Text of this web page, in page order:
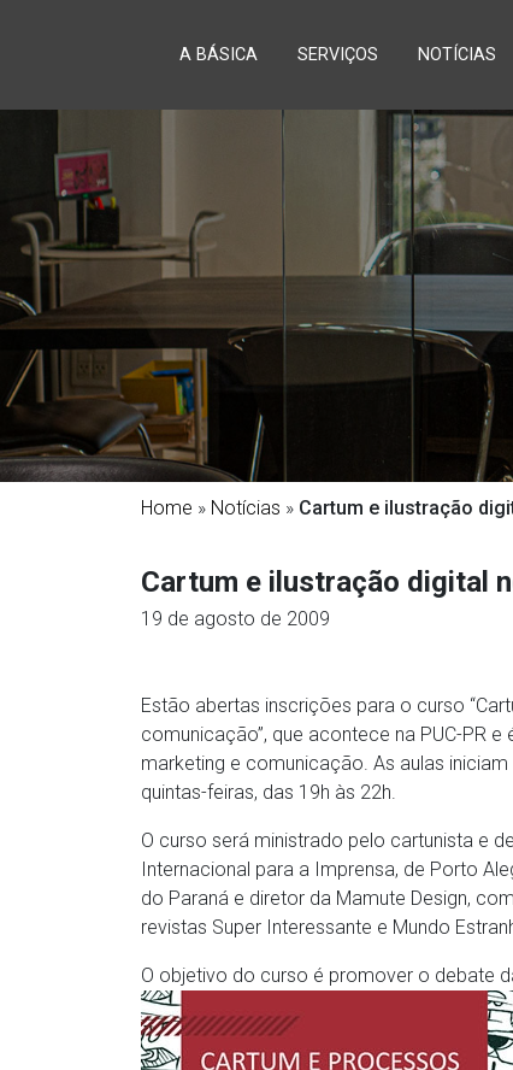
A BÁSICA SERVIÇOS NOTÍCIAS
Home » Notícias » Cartum e ilustração
Cartum e ilustração digital
19 de agosto de 2009
Estão abertas inscrições para o curso
comunicação”, que acontece na PUC-PR
marketing e comunicação. As aulas
quintas-feiras, das 19h às 22h.
O curso será ministrado pelo cartunista e
Internacional para a Imprensa, de Porto
do Paraná e diretor da Mamute Design,
revistas Super Interessante e Mundo
O objetivo do curso é promover o debate